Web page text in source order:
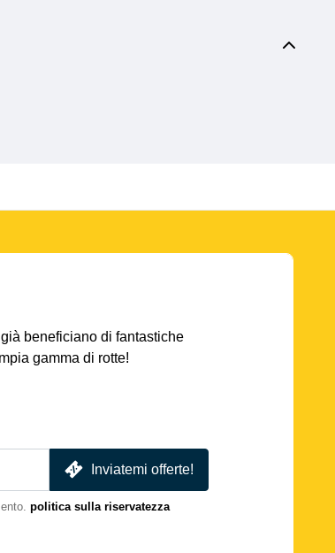
beneficiano di fantastiche
gamma di rotte!
Inviatemi offerte!
politica sulla riservatezza